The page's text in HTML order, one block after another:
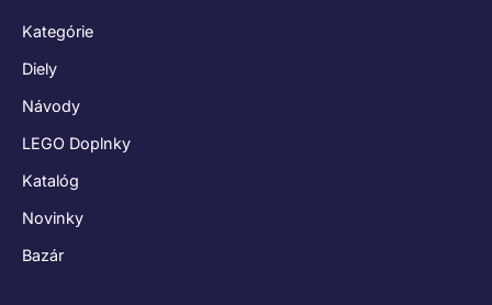
Kategórie
Diely
Návody
LEGO Doplnky
Katalóg
Novinky
Bazár